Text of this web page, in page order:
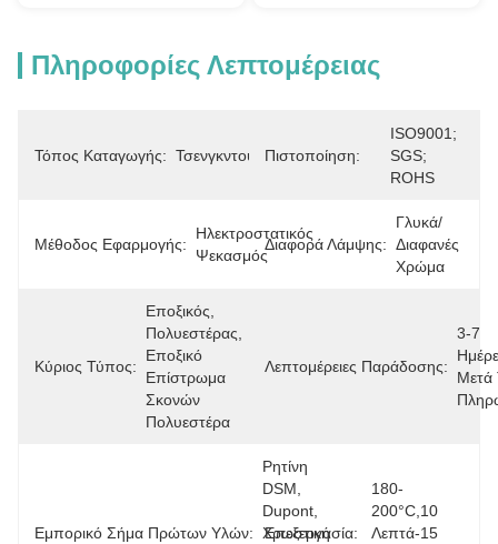
Πληροφορίες Λεπτομέρειας
Τόπος Καταγωγής: Τσενγκντού Πιστοποίηση:
ISO9001;
SGS;
ROHS
Μέθοδος Εφαρμογής:
Ηλεκτροστατικός
Ψεκασμός
Διαφορά Λάμψης:
Γλυκά/
Διαφανές
Χρώμα
Κύριος Τύπος:
Εποξικός,
Πολυεστέρας,
Εποξικό
Επίστρωμα
Σκονών
Πολυεστέρα
Λεπτομέρειες Παράδοσης:
3-7
Μετά
Εμπορικό Σήμα Πρώτων Υλών:
Ρητίνη
DSM,
Dupont,
Χρωστική
Επεξεργασία:
180-
200°C,10
Λεπτά-15